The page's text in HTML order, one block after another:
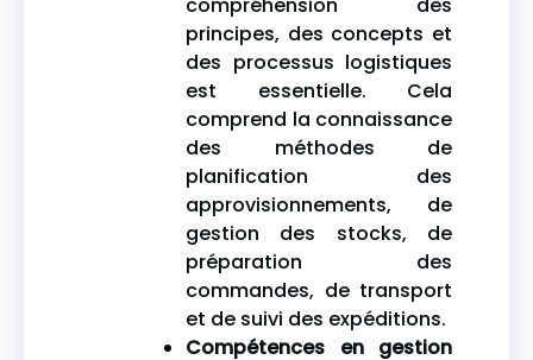
compréhension des
principes, des concepts et
des processus logistiques
est essentielle. Cela
comprend la connaissance
des méthodes de
planification des
approvisionnements, de
gestion des stocks, de
préparation des
commandes, de transport
et de suivi des expéditions.
Compétences en gestion